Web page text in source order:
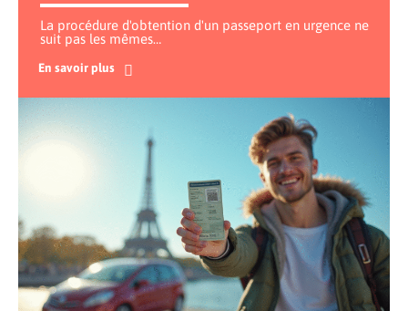
La procédure d'obtention d'un passeport en urgence ne
suit pas les mêmes…
En savoir plus